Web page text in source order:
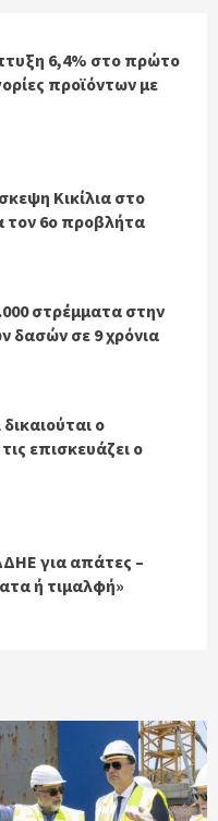
6,4% στο πρώτο
προϊόντων με
Κικίλια στο
τον 6ο προβλήτα
στρέμματα στην
δασών σε 9 χρόνια
ο
επισκευάζει ο
για απάτες –
ή τιμαλφή»